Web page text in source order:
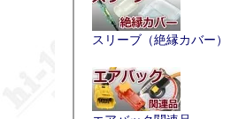
スリーブ（絶縁カバー）